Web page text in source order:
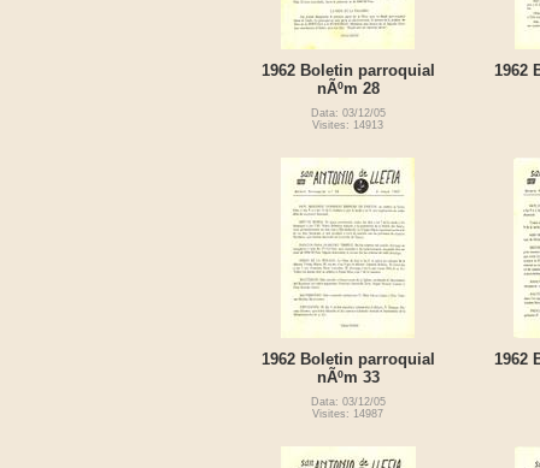
1962 Boletin parroquial
nÃºm 28
Data: 03/12/05
Visites: 14913
1962
1962 Boletin parroquial
nÃºm 33
Data: 03/12/05
Visites: 14987
1962